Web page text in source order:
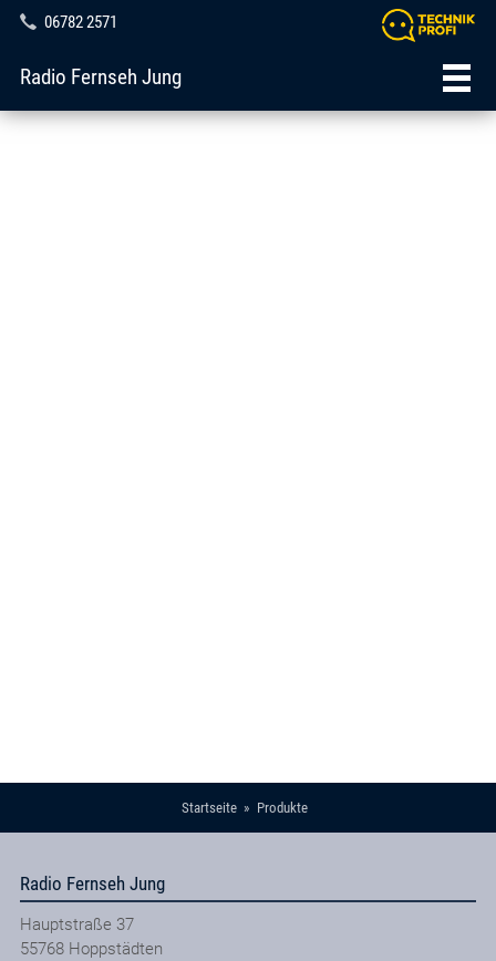
06782 2571
Radio Fernseh Jung
Startseite Produkte
Radio Fernseh Jung
Hauptstraße 37
55768 Hoppstädten